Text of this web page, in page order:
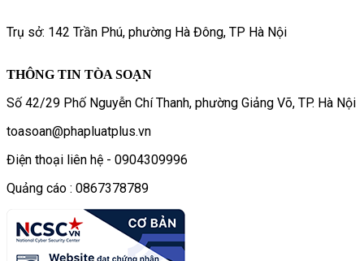
Trụ sở: 142 Trần Phú, phường Hà Đông, TP Hà Nội
THÔNG TIN TÒA SOẠN
Số 42/29 Phố Nguyễn Chí Thanh, phường Giảng Võ, TP. Hà Nội
toasoan@phapluatplus.vn
Điện thoại liên hệ - 0904309996
Quảng cáo : 0867378789